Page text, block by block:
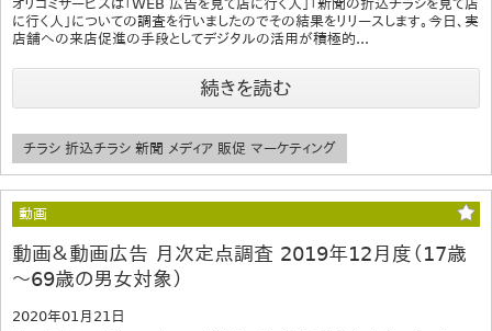
オリコミサービスは「WEB 広告を見て店に行く人」「新聞の折込チラシを見て店
に行く人」についての調査を行いましたのでその結果をリリースします。今日、実
店舗への来店促進の手段としてデジタルの活用が積極的...
続きを読む
チラシ 折込チラシ 新聞 メディア 販促 マーケティング
動画
動画＆動画広告 月次定点調査 2019年12月度（17歳
～69歳の男女対象）
2020年01月21日